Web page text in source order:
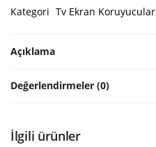
Kategori Tv Ekran Koruyucular
Açıklama
Değerlendirmeler (0)
İlgili ürünler